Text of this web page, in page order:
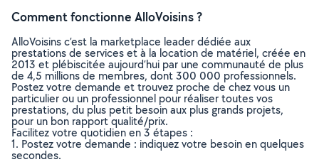
Comment fonctionne AlloVoisins ?
AlloVoisins c’est la marketplace leader dédiée aux
prestations de services et à la location de matériel, créée en
2013 et plébiscitée aujourd’hui par une communauté de plus
de 4,5 millions de membres, dont 300 000 professionnels.
Postez votre demande et trouvez proche de chez vous un
particulier ou un professionnel pour réaliser toutes vos
prestations, du plus petit besoin aux plus grands projets,
pour un bon rapport qualité/prix.
Facilitez votre quotidien en 3 étapes :
1. Postez votre demande : indiquez votre besoin en quelques
secondes.